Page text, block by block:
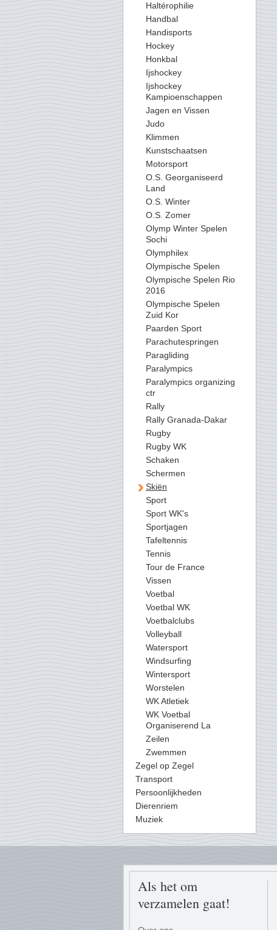
Haltérophilie
Handbal
Handisports
Hockey
Honkbal
Ijshockey
Ijshockey
Kampioenschappen
Jagen en Vissen
Judo
Klimmen
Kunstschaatsen
Motorsport
O.S. Georganiseerd
Land
O.S. Winter
O.S. Zomer
Olymp Winter Spelen
Sochi
Olymphilex
Olympische Spelen
Olympische Spelen Rio
2016
Olympische Spelen
Zuid Kor
Paarden Sport
Parachutespringen
Paragliding
Paralympics
Paralympics organizing
ctr
Rally
Rally Granada-Dakar
Rugby
Rugby WK
Schaken
Schermen
Skiën
Sport
Sport WK's
Sportjagen
Tafeltennis
Tennis
Tour de France
Vissen
Voetbal
Voetbal WK
Voetbalclubs
Volleyball
Watersport
Windsurfing
Wintersport
Worstelen
WK Atletiek
WK Voetbal
Organiserend La
Zeilen
Zwemmen
Zegel op Zegel
Transport
Persoonlijkheden
Dierenriem
Muziek
Als het om
verzamelen gaat!